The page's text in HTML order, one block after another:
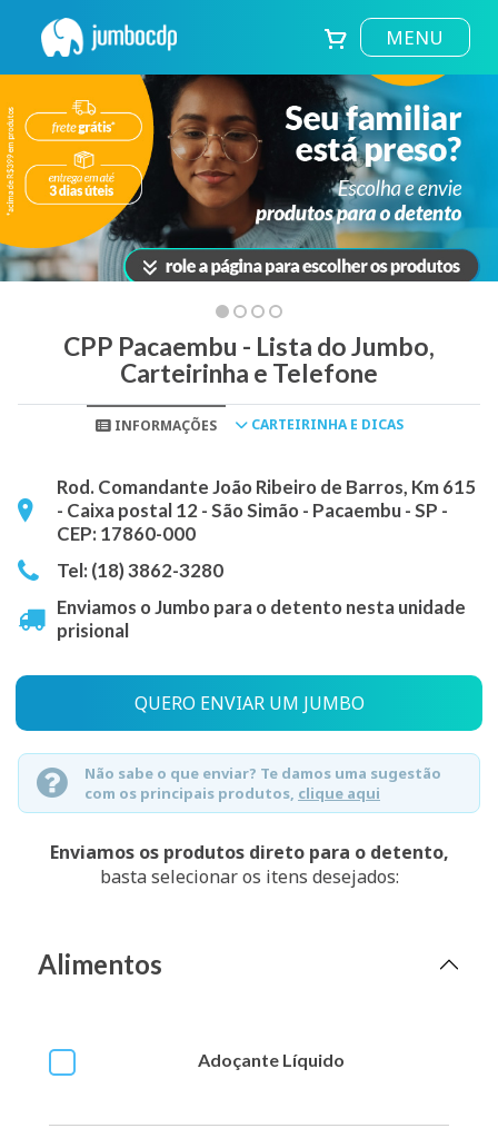
MENU
CPP Pacaembu - Lista do Jumbo,
Carteirinha e Telefone
INFORMAÇÕES CARTEIRINHA E DICAS
Rod. Comandante João Ribeiro de Barros, Km 615
- Caixa postal 12 - São Simão - Pacaembu - SP -
CEP: 17860-000
Tel: (18) 3862-3280
Enviamos o Jumbo para o detento nesta unidade
prisional
QUERO ENVIAR UM JUMBO
Não sabe o que enviar? Te damos uma sugestão
com os principais produtos, clique aqui
Enviamos os produtos direto para o detento,
basta selecionar os itens desejados:
Alimentos
Adoçante Líquido